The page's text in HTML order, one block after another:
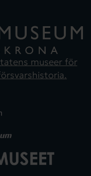
museer för